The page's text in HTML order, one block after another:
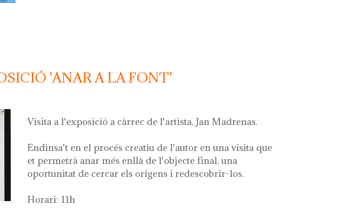
'ANAR A LA FONT'
Visita a l'exposició a càrrec de l'artista, Jan Madrenas.
Endinsa't en el procés creatiu de l'autor en una visita que
et permetrà anar més enllà de l'objecte final, una
oportunitat de cercar els orígens i redescobrir-los.
Horari: 11h